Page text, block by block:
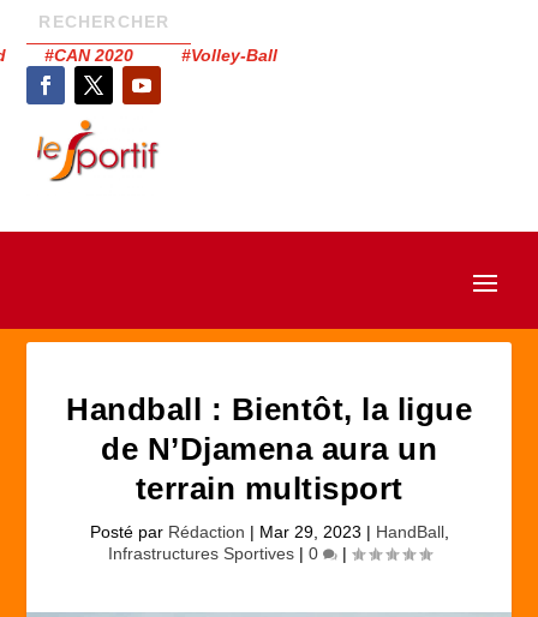
#CAN 2020 #Volley-Ball
Handball : Bientôt, la ligue
de N’Djamena aura un
terrain multisport
Posté par Rédaction | Mar 29, 2023 | HandBall,
Infrastructures Sportives| 0 |